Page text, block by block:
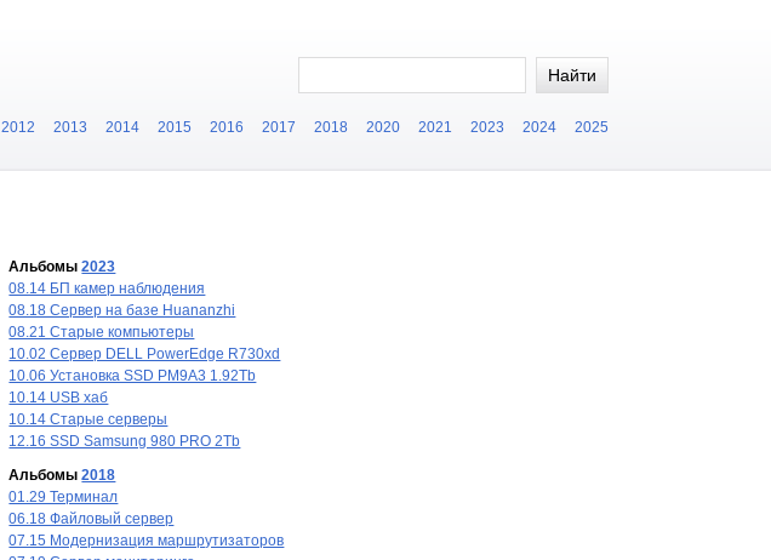
2025
2024
2023
2021
2020
2018
2017
2016
2015
2014
2013
2012
Альбомы2023
08.14 БП камер наблюдения
08.18 Сервер на базе Huananzhi
08.21 Старые компьютеры
10.02 Сервер DELL PowerEdge R730xd
10.06 Установка SSD PM9A3 1.92Tb
10.14 USB хаб
10.14 Старые серверы
12.16 SSD Samsung 980 PRO 2Tb
Альбомы2018
01.29 Терминал
06.18 Файловый сервер
07.15 Модернизация маршрутизаторов